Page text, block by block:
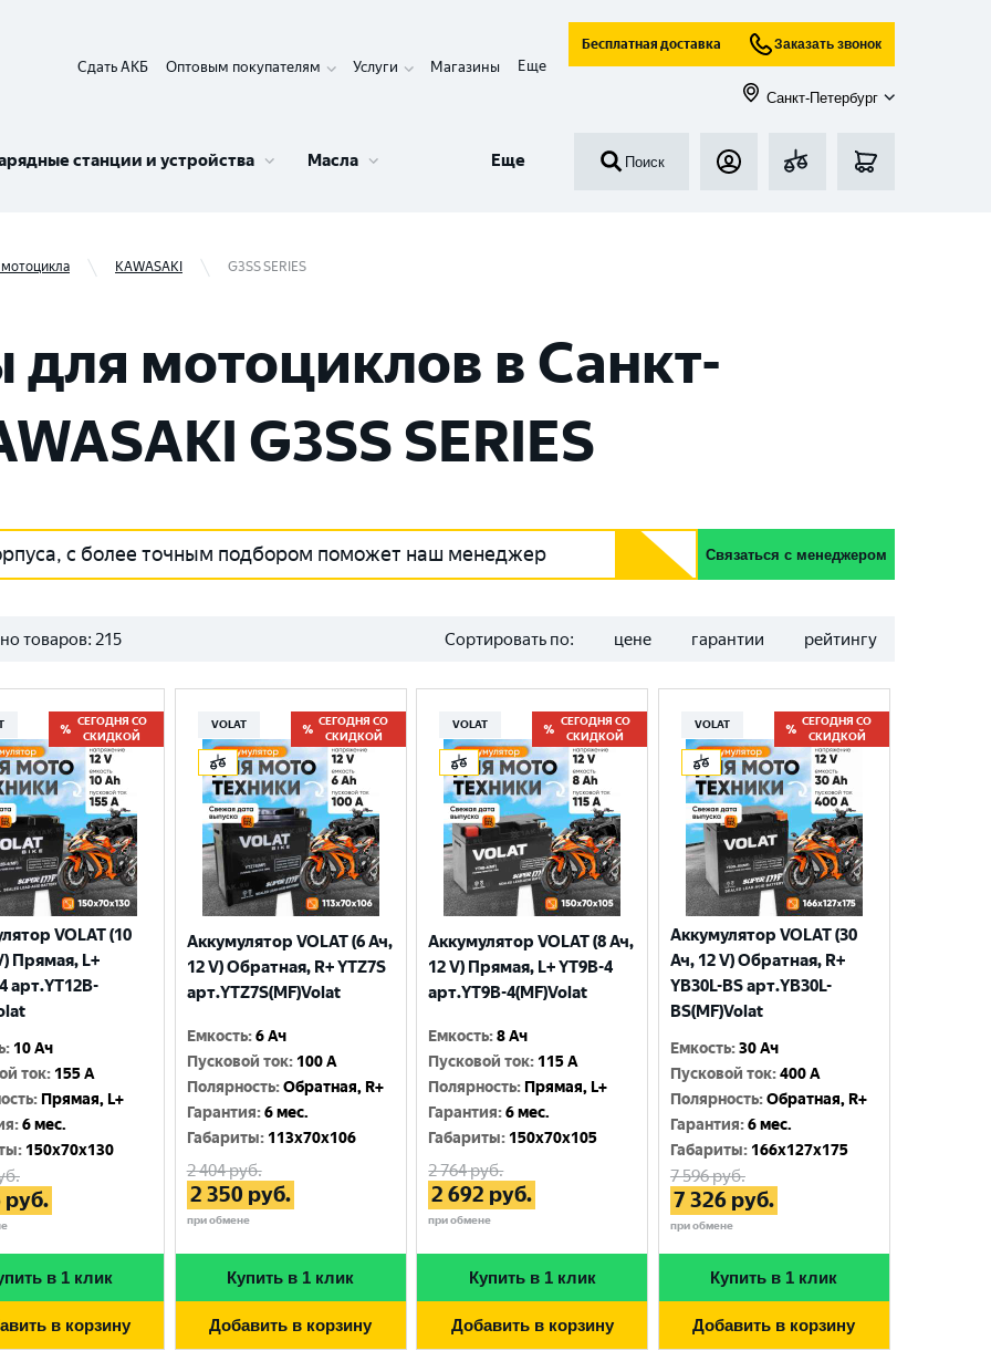
Сдать АКБ Оптовым покупателям Услуги Магазины Еще
Бесплатная доставка Заказать звонок
Санкт-Петербург
станции и устройства Масла Еще Поиск
KAWASAKI G3SS SERIES
мотоциклов в Санкт-
G3SS SERIES
с более точным подбором поможет наш менеджер Связаться с менеджером
товаров: 215 Сортировать по: цене гарантии рейтингу
СЕГОДНЯ СО
СКИДКОЙ
VOLAT (10
Прямая, L+
арт.YT12B-
: 10 Ач
ток: 155 A
: Прямая, L+
:6 мес.
: 150x70x130
руб.
в 1 клик
в корзину
VOLAT
СЕГОДНЯ СО
СКИДКОЙ
Аккумулятор VOLAT (6 Ач,
12 V) Обратная, R+ YTZ7S
арт.YTZ7S(MF)Volat
Емкость:6 Ач
Пусковой ток: 100 A
Полярность:Обратная, R+
Гарантия:6 мес.
Габариты: 113x70x106
2 404руб.
2 350 руб.
при обмене
Купить в 1 клик
Добавить в корзину
VOLAT
СЕГОДНЯ СО
СКИДКОЙ
Аккумулятор VOLAT (8 Ач,
12 V) Прямая, L+ YT9B-4
арт.YT9B-4(MF)Volat
Емкость:8 Ач
Пусковой ток: 115 A
Полярность: Прямая, L+
Гарантия:6 мес.
Габариты: 150x70x105
2 764руб.
2 692 руб.
при обмене
Купить в 1 клик
Добавить в корзину
VOLAT
СЕГОДНЯ СО
СКИДКОЙ
Аккумулятор VOLAT (30
Ач, 12 V) Обратная, R+
YB30L-BS арт.YB30L-
BS(MF)Volat
Емкость:30 Ач
Пусковой ток:400 A
Полярность:Обратная, R+
Гарантия:6 мес.
Габариты: 166x127x175
7 596руб.
7 326руб.
при обмене
Купить в 1 клик
Добавить в корзину